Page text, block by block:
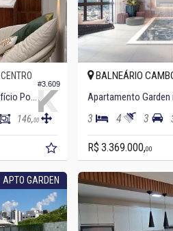
#3.609
CENTRO
Apartamento Garden no Edifício Porto Di Napoli
146,00
BALNEÁRIO
3 4 3
R$ 3.369.000,00
APTO GARDEN